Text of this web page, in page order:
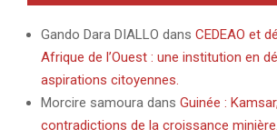
Gando Dara DIALLO dans CEDEAO et
Afrique de l’Ouest : une institution en
aspirations citoyennes.
Morcire samoura dans Guinée :
contradictions de la croissance minière.